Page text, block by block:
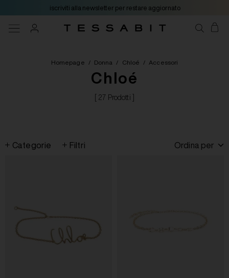
iscriviti alla newsletter per restare aggiornato
Homepage / Donna / Chloé / Accessori
Chloé
[ 27 Prodotti ]
Categorie Filtri Ordina per